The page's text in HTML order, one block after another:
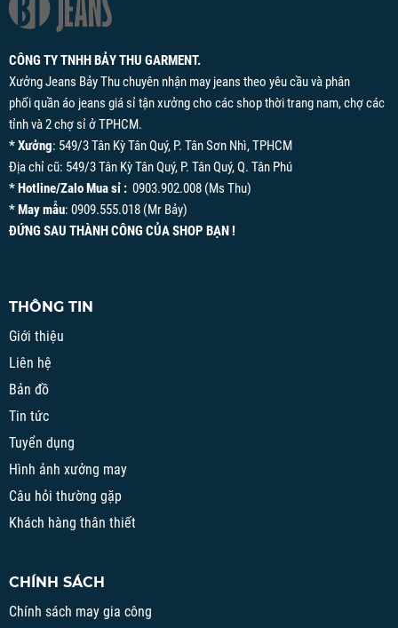
CÔNG TY TNHH BẢY THU GARMENT.
Xưởng Jeans Bảy Thu chuyên nhận may jeans theo yêu cầu và phân
phối quần áo jeans giá sỉ tận xưởng cho các shop thời trang nam, chợ các
tỉnh và 2 chợ sỉ ở TPHCM.
* Xưởng: 549/3 Tân Kỳ Tân Quý, P. Tân Sơn Nhì, TPHCM
Địa chỉ cũ: 549/3 Tân Kỳ Tân Quý, P. Tân Quý, Q. Tân Phú
* Hotline/Zalo Mua sỉ : 0903.902.008 (Ms Thu)
* May mẫu: 0909.555.018 (Mr Bảy)
ĐỨNG SAU THÀNH CÔNG CỦA SHOP BẠN !
THÔNG TIN
Giới thiệu
Liên hệ
Bản đồ
Tin tức
Tuyển dụng
Hình ảnh xưởng may
Câu hỏi thường gặp
Khách hàng thân thiết
CHÍNH SÁCH
Chính sách may gia công